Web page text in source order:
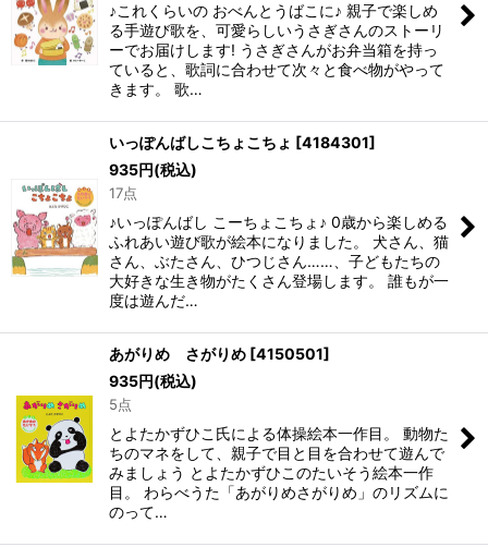
♪これくらいの おべんとうばこに♪ 親子で楽しめ
る手遊び歌を、可愛らしいうさぎさんのストーリ
ーでお届けします! うさぎさんがお弁当箱を持っ
ていると、歌詞に合わせて次々と食べ物がやって
きます。 歌…
いっぽんばしこちょこちょ [4184301]
935円(税込)
17点
♪いっぽんばし こーちょこちょ♪ 0歳から楽しめる
ふれあい遊び歌が絵本になりました。 犬さん、猫
さん、ぶたさん、ひつじさん……、子どもたちの
大好きな生き物がたくさん登場します。 誰もが一
度は遊んだ…
あがりめ さがりめ [4150501]
935円(税込)
5点
とよたかずひこ氏による体操絵本一作目。 動物た
ちのマネをして、親子で目と目を合わせて遊んで
みましょう とよたかずひこのたいそう絵本一作
目。 わらべうた「あがりめさがりめ」のリズムに
のって…